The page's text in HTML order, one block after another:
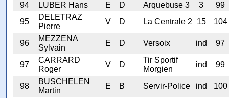
94
LUBER Hans E D Arquebuse 3 3
99
95
DELETRAZ
Pierre
V D La Centrale 2 15 104
96
MEZZENA
Sylvain
E D Versoix ind 97
97
CARRARD
Roger
V D
Tir Sportif
Morgien
ind 99
98
BUSCHELEN
Martin
E B Servir-Police ind 100